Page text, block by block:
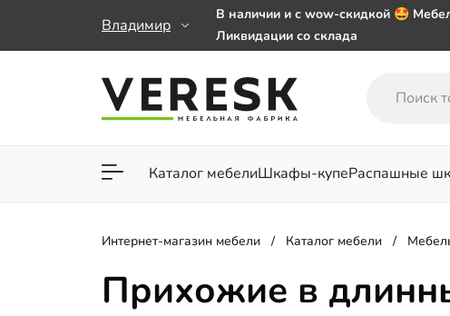
Владимир
В наличии и с wow-скидкой 🤩
Ликвидации со склада
заказе от 50 000 ₽
Важно! Наш Whatsapp переехал на
Каталог мебелиШкафы-купеРаспашные
Для гостиной Для спальни
Интернет-магазин мебели Каталог мебели
Прихожие в